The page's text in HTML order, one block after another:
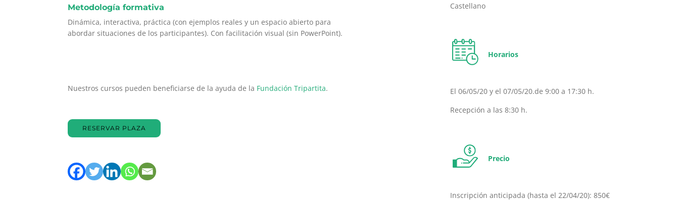
Metodología formativa
Dinámica, interactiva, práctica (con ejemplos reales y un espacio abierto para
abordar situaciones de los participantes). Con facilitación visual (sin PowerPoint).
Nuestros cursos pueden beneficiarse de la ayuda de la Fundación Tripartita.
RESERVAR PLAZA
Castellano
Horarios
El 06/05/20 y el 07/05/20.de 9:00 a 17:30 h.
Recepción a las 8:30 h.
Precio
Inscripción anticipada (hasta el 22/04/20): 850€